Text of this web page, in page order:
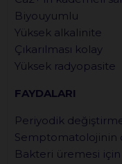
Biyouyumlu
Yüksek alkalinite
Çıkarılması kolay
Yüksek radyopasite
FAYDALARI
Periyodik
Semptomatolojinin
Bakteri üremesi